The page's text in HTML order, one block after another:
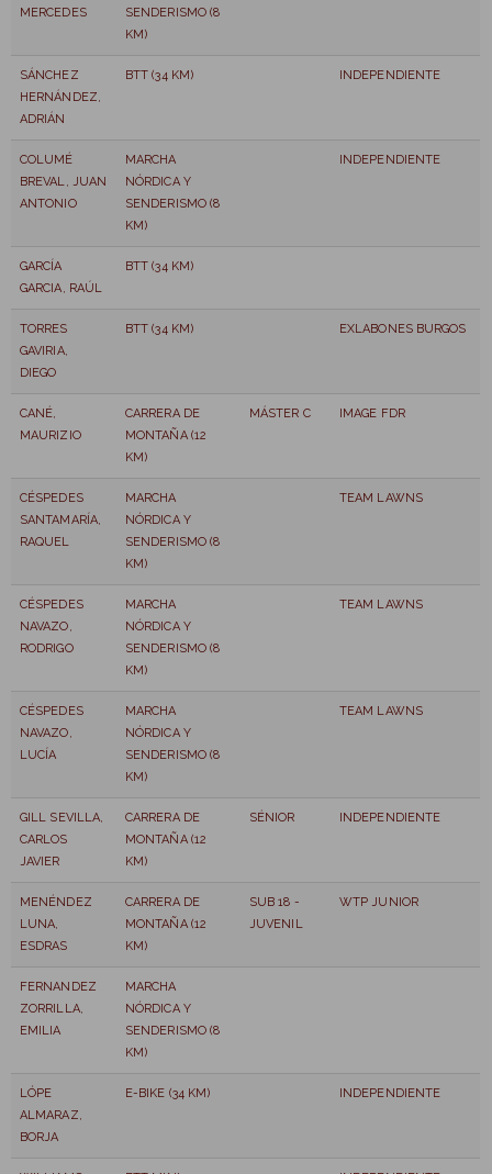
MERCEDES
SENDERISMO (8
KM)
SÁNCHEZ
HERNÁNDEZ,
ADRIÁN
BTT (34 KM) INDEPENDIENTE
COLUMÉ
BREVAL, JUAN
ANTONIO
MARCHA
NÓRDICA Y
SENDERISMO (8
KM)
INDEPENDIENTE
GARCÍA
GARCIA, RAÚL
BTT (34 KM)
TORRES
GAVIRIA,
DIEGO
BTT (34 KM) EXLABONES BURGOS
CANÉ,
MAURIZIO
CARRERA DE
MONTAÑA (12
KM)
MÁSTER C IMAGE FDR
CÉSPEDES
SANTAMARÍA,
RAQUEL
MARCHA
NÓRDICA Y
SENDERISMO (8
KM)
TEAM LAWNS
CÉSPEDES
NAVAZO,
RODRIGO
MARCHA
NÓRDICA Y
SENDERISMO (8
KM)
TEAM LAWNS
CÉSPEDES
NAVAZO,
LUCÍA
MARCHA
NÓRDICA Y
SENDERISMO (8
KM)
TEAM LAWNS
GILL SEVILLA,
CARLOS
JAVIER
CARRERA DE
MONTAÑA (12
KM)
SÉNIOR INDEPENDIENTE
MENÉNDEZ
LUNA,
ESDRAS
CARRERA DE
MONTAÑA (12
KM)
SUB 18 -
JUVENIL
WTP JUNIOR
FERNANDEZ
ZORRILLA,
EMILIA
MARCHA
NÓRDICA Y
SENDERISMO (8
KM)
LÓPE
ALMARAZ,
BORJA
E-BIKE (34 KM) INDEPENDIENTE